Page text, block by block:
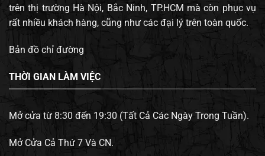
trên thị trường Hà Nội, Bắc Ninh, TP.HCM mà còn phục vụ
rất nhiều khách hàng, cũng như các đại lý trên toàn quốc.
Bản đồ chỉ đường
THỜI GIAN LÀM VIỆC
Mở cửa từ 8:30 đến 19:30 (Tất Cả Các Ngày Trong Tuần).
Mở Cửa Cả Thứ 7 Và CN.